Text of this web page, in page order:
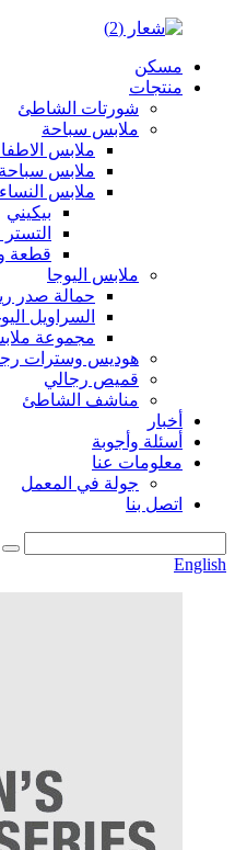
مسكن
منتجات
شورتات الشاطئ
ملابس سباحة
ملابس
ملابس
ملابس النساء
بيكيني
قطعة
ملابس اليوجا
حمالة صدر
السراويل
مجموعة
هوديس وسترات
قميص رجالي
مناشف الشاطئ
أخبار
أسئلة وأجوبة
معلومات عنا
جولة في المعمل
اتصل بنا
English